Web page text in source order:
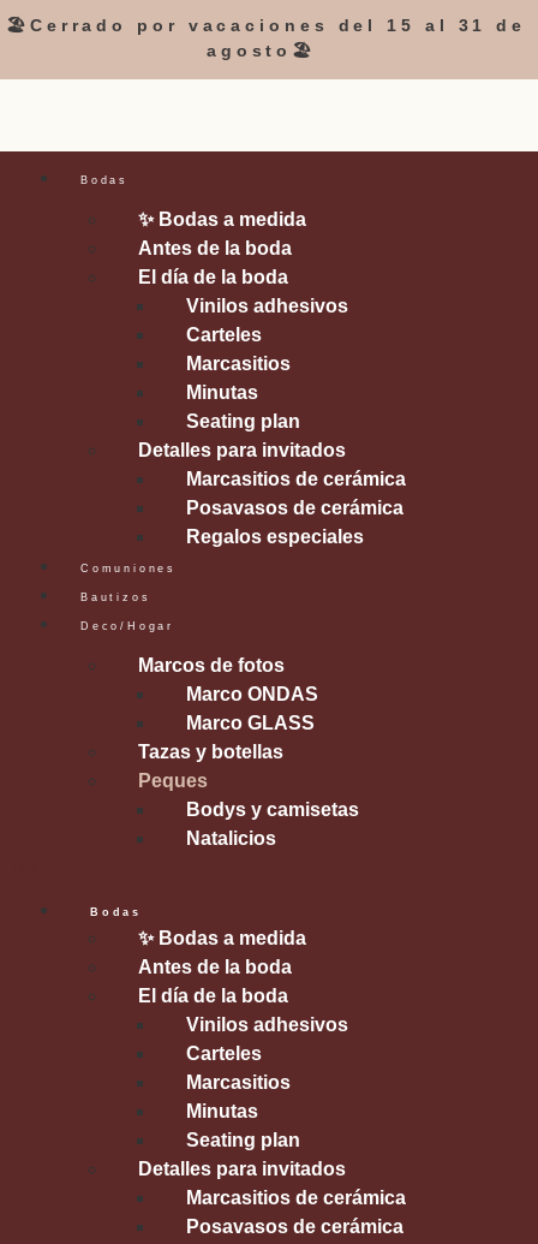
🏖️Cerrado por vacaciones del 15 al 31 de
agosto🏖️
Bodas
✨ Bodas a medida
Antes de la boda
El día de la boda
Vinilos adhesivos
Carteles
Marcasitios
Minutas
Seating plan
Detalles para invitados
Marcasitios de cerámica
Posavasos de cerámica
Regalos especiales
Comuniones
Bautizos
Deco/Hogar
Marcos de fotos
Marco ONDAS
Marco GLASS
Tazas y botellas
Peques
Bodys y camisetas
Natalicios
Bodas
✨ Bodas a medida
Antes de la boda
El día de la boda
Vinilos adhesivos
Carteles
Marcasitios
Minutas
Seating plan
Detalles para invitados
Marcasitios de cerámica
Posavasos de cerámica